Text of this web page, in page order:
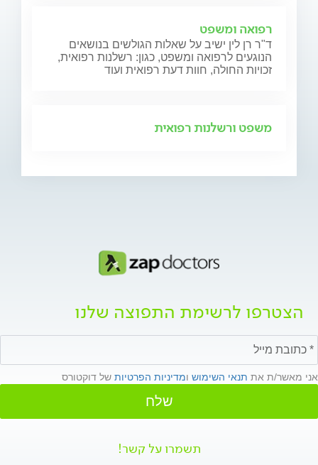
רפואה ומשפט
ד"ר רן לין ישיב על שאלות הגולשים בנושאים
הנוגעים לרפואה ומשפט, כגון: רשלנות רפואית,
זכויות החולה, חוות דעת רפואית ועוד
משפט ורשלנות רפואית
הצטרפו לרשימת התפוצה שלנו
אני מאשר/ת את תנאי השימוש ומדיניות הפרטיות של דוקטורס
שלח
תשמרו על קשר!